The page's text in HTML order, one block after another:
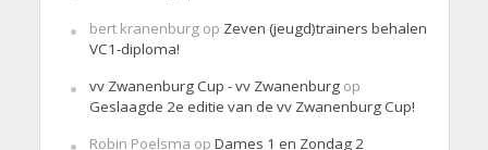
bert kranenburgop Zeven (jeugd)trainers behalen
VC1-diploma!
vv Zwanenburg Cup - vv Zwanenburgop
Geslaagde 2e editie van de vv Zwanenburg Cup!
Robin Poelsma op Dames 1 en Zondag 2